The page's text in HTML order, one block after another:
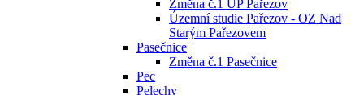
Změna č.1 ÚP Pařezov
Územní studie Pařezov - OZ Nad
Starým Pařezovem
Pasečnice
Změna č.1 Pasečnice
Pec
Pelechy